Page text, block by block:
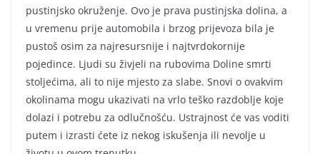
pustinjsko okruženje. Ovo je prava pustinjska dolina, a
u vremenu prije automobila i brzog prijevoza bila je
pustoš osim za najresursnije i najtvrdokornije
pojedince. Ljudi su živjeli na rubovima Doline smrti
stoljećima, ali to nije mjesto za slabe. Snovi o ovakvim
okolinama mogu ukazivati na vrlo teško razdoblje koje
dolazi i potrebu za odlučnošću. Ustrajnost će vas voditi
putem i izrasti ćete iz nekog iskušenja ili nevolje u